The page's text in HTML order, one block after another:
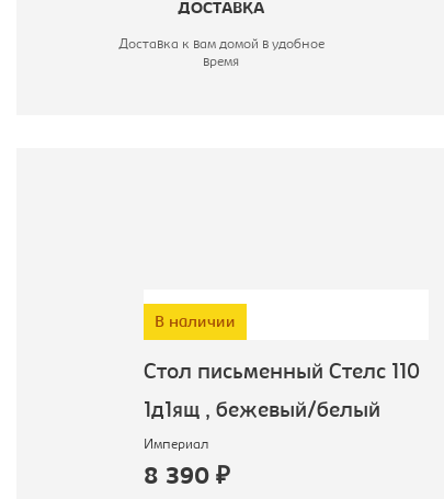
ДОСТАВКА
Доставка к вам домой в удобное
время
В наличии
Cтол письменный Стелс 110
1д1ящ , бежевый/белый
Империал
8 390 ₽